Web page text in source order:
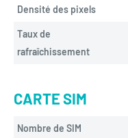
Densité des pixels
Taux de
rafraîchissement
CARTE SIM
Nombre de SIM